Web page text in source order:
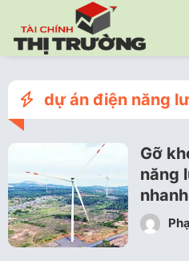
dự án điện năng
Gỡ
năng